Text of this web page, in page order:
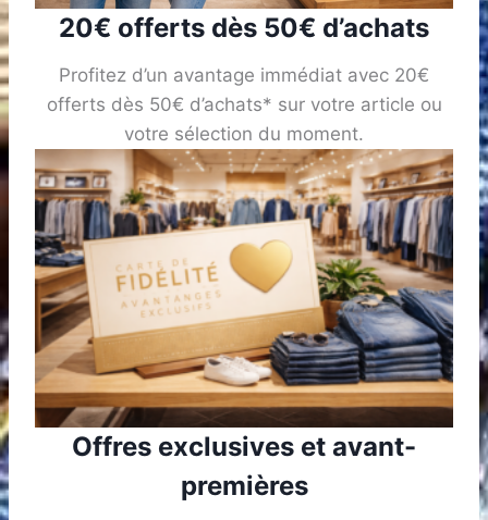
20€ offerts dès 50€ d’achats
Profitez d’un avantage immédiat avec 20€
offerts dès 50€ d’achats* sur votre article ou
votre sélection du moment.
Offres exclusives et avant-
premières